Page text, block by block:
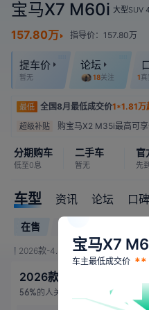
宝马X7 M60i 大型SUV
157.80万 指导价：157.80万
提车价
暂无
论坛
18关注 1
最低 全国8月最低成交价1*1.81万
超级补贴
购宝马X2 M35i最高可
分期购车
低至0息
二手车
暂无
官
先
车型 资讯 论坛 口碑
在售
2026款-4.4升 双涡轮增压 530马力
2026款 xDrive M60i
56%的人关注
宝马X7
车主最低成交价 **